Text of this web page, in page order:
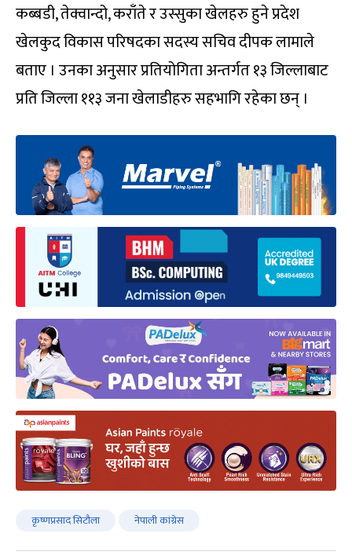
कब्बडी, तेक्वान्दो, कराँते र उस्सुका खेलहरु हुने प्रदेश
खेलकुद विकास परिषदका सदस्य सचिव दीपक लामाले
बताए । उनका अनुसार प्रतियोगिता अन्तर्गत १३ जिल्लाबाट
प्रति जिल्ला ११३ जना खेलाडीहरु सहभागि रहेका छन् ।
कृष्णप्रसाद सिटौला नेपाली कांग्रेस